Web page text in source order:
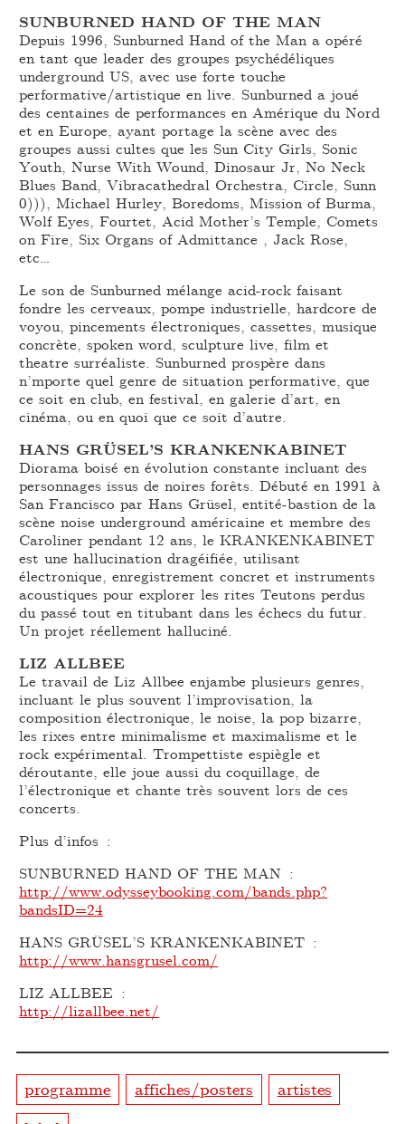
SUNBURNED HAND OF THE MAN
Depuis 1996, Sunburned Hand of the Man a opéré
en tant que leader des groupes psychédéliques
underground US, avec use forte touche
performative/artistique en live. Sunburned a joué
des centaines de performances en Amérique du Nord
et en Europe, ayant portage la scène avec des
groupes aussi cultes que les Sun City Girls, Sonic
Youth, Nurse With Wound, Dinosaur Jr, No Neck
Blues Band, Vibracathedral Orchestra, Circle, Sunn
0))), Michael Hurley, Boredoms, Mission of Burma,
Wolf Eyes, Fourtet, Acid Mother’s Temple, Comets
on Fire, Six Organs of Admittance , Jack Rose,
etc…
Le son de Sunburned mélange acid-rock faisant
fondre les cerveaux, pompe industrielle, hardcore de
voyou, pincements électroniques, cassettes, musique
concrète, spoken word, sculpture live, film et
theatre surréaliste. Sunburned prospère dans
n’mporte quel genre de situation performative, que
ce soit en club, en festival, en galerie d’art, en
cinéma, ou en quoi que ce soit d’autre.
HANS GRÜSEL’S KRANKENKABINET
Diorama boisé en évolution constante incluant des
personnages issus de noires forêts. Débuté en 1991 à
San Francisco par Hans Grüsel, entité-bastion de la
scène noise underground américaine et membre des
Caroliner pendant 12 ans, le KRANKENKABINET
est une hallucination dragéifiée, utilisant
électronique, enregistrement concret et instruments
acoustiques pour explorer les rites Teutons perdus
du passé tout en titubant dans les échecs du futur.
Un projet réellement halluciné.
LIZ ALLBEE
Le travail de Liz Allbee enjambe plusieurs genres,
incluant le plus souvent l’improvisation, la
composition électronique, le noise, la pop bizarre,
les rixes entre minimalisme et maximalisme et le
rock expérimental. Trompettiste espiègle et
déroutante, elle joue aussi du coquillage, de
l’électronique et chante très souvent lors de ces
concerts.
Plus d’infos :
SUNBURNED HAND OF THE MAN :
http://www.odysseybooking.com/bands.php?
bandsID=24
HANS GRÜSEL’S KRANKENKABINET :
http://www.hansgrusel.com/
LIZ ALLBEE :
http://lizallbee.net/
programme affiches/posters
artistes